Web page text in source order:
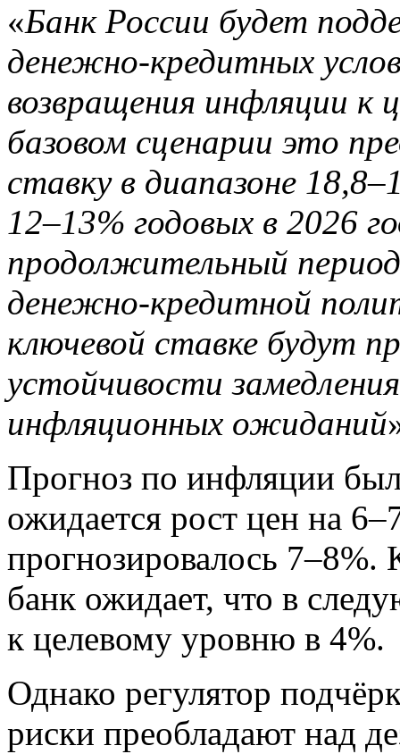
«Банк России будет
денежно-кредитных
возвращения инфляции к
базовом сценарии это
ставку в диапазоне
12–13% годовых в 2026
продолжительный
денежно-кредитной
ключевой ставке будут
устойчивости
инфляционных ожиданий
Прогноз по инфляции
ожидается рост цен на
прогнозировалось
банк ожидает, что в
к целевому уровню в 4%.
Однако регулятор
риски преобладают над